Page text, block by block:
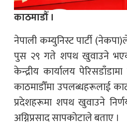
काठमाडौँ ।
नेपाली कम्युनिस्ट पार्टी
पुस २९ गते शपथ खुवाउने
केन्द्रीय कार्यालय
काठमाडौँमा उपलब्धहरूलाई
प्रदेशहरूमा शपथ खुवाउने
अग्निप्रसाद सापकोटाले बताए ।